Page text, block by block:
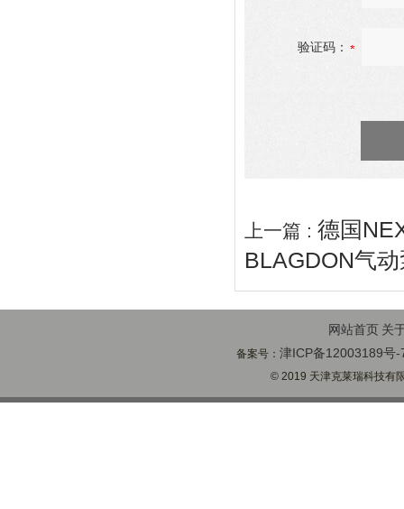
验证码：
上一篇 : 德国
BLAGDON气
网站首页 关
备案号：津ICP备12003189号-
© 2019 天津克莱瑞科技有